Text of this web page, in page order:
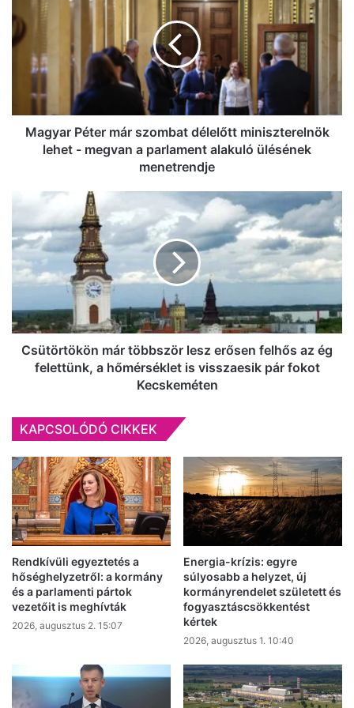
már
szombat
délelőtt
miniszterelnök
megvan
parlament
menetrendje
Magyar Péter már szombat délelőtt miniszterelnök
lehet - megvan a parlament alakuló ülésének
menetrendje
Csütörtökön
többször
lesz
erősen
felhős
ég
felettünk,
hőmérséklet
fokot
Csütörtökön már többször lesz erősen felhős az ég
felettünk, a hőmérséklet is visszaesik pár fokot
Kecskeméten
KAPCSOLÓDÓ CIKKEK
Rendkívüli egyeztetés a
hőséghelyzetről: a kormány
és a parlamenti pártok
vezetőit is meghívták
2026, augusztus 2. 15:07
Energia-krízis: egyre
súlyosabb a helyzet, új
kormányrendelet született és
fogyasztáscsökkentést
kértek
2026, augusztus 1. 10:40